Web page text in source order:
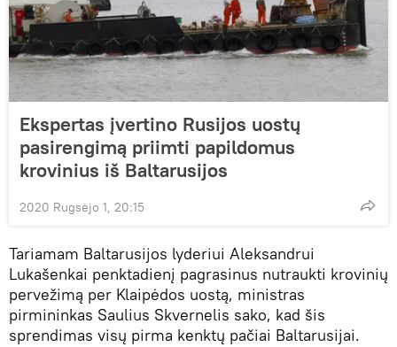
Ekspertas įvertino Rusijos uostų
pasirengimą priimti papildomus
krovinius iš Baltarusijos
2020 Rugsėjo 1, 20:15
Tariamam Baltarusijos lyderiui Aleksandrui
Lukašenkai penktadienį pagrasinus nutraukti krovinių
pervežimą per Klaipėdos uostą, ministras
pirmininkas Saulius Skvernelis sako, kad šis
sprendimas visų pirma kenktų pačiai Baltarusijai.